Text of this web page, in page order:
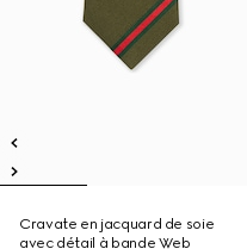
Cravate en jacquard de soie
avec détail à bande Web